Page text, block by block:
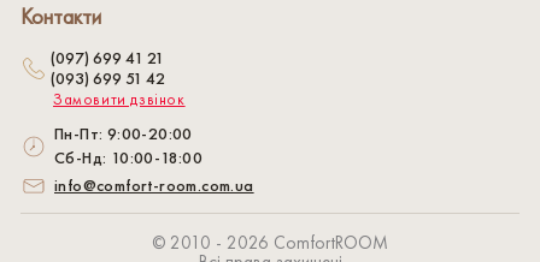
© 2010 - 2026 СomfortROOM
Контакти
(097) 699 41 21
(093) 699 51 42
Замовити дзвінок
Пн-Пт: 9:00-20:00
Сб-Нд: 10:00-18:00
info@comfort-room.com.ua